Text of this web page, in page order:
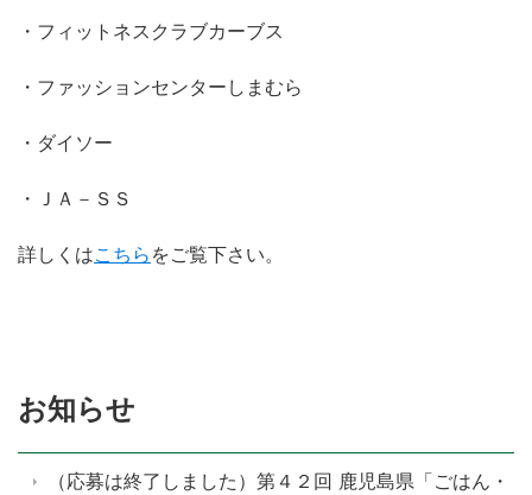
・フィットネスクラブカーブス
・ファッションセンターしまむら
・ダイソー
・ＪＡ－ＳＳ
詳しくはこちら をご覧下さい。
お知らせ
（応募は終了しました）第４２回 鹿児島県「ごはん・